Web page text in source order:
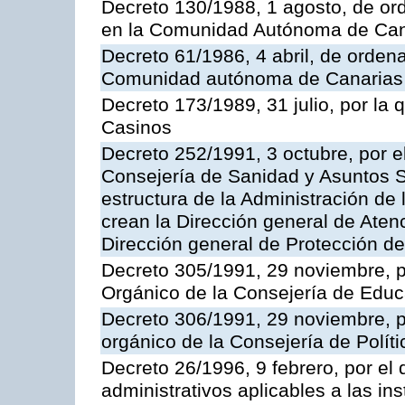
Decreto 130/1988, 1 agosto, de
en la Comunidad Autónoma de
Decreto 61/1986, 4 abril, de
Comunidad autónoma de Canarias
Decreto 173/1989, 31 julio, por la
Casinos
Decreto 252/1991, 3 octubre, por
Consejería de Sanidad y Asuntos
estructura de la Administración
crean la Dirección general de
Dirección general de Protección
Decreto 305/1991, 29 noviembre,
Orgánico de la Consejería de
Decreto 306/1991, 29 noviembre,
orgánico de la Consejería de
Decreto 26/1996, 9 febrero, por
administrativos aplicables a las